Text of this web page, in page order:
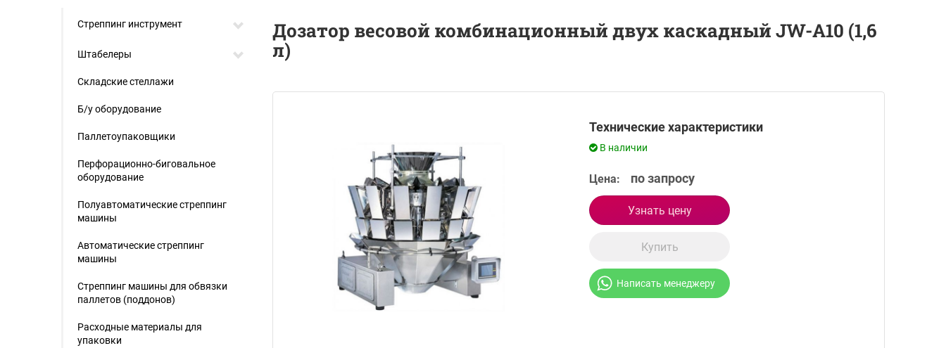
Дозатор весовой комбинационный двух каскадный JW-A10 (1,6
л)
Технические характеристики
В наличии
Цена: по запросу
Узнать цену
Купить
Написать менеджеру
Стреппинг инструмент
Штабелеры
Складские стеллажи
Б/у оборудование
Паллетоупаковщики
Перфорационно-биговальное
оборудование
Полуавтоматические стреппинг
машины
Автоматические стреппинг
машины
Стреппинг машины для обвязки
паллетов (поддонов)
Расходные материалы для
упаковки